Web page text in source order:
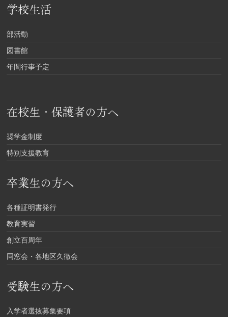
学校生活
部活動
図書館
年間行事予定
在校生・保護者の方へ
奨学金制度
特別支援教育
卒業生の方へ
各種証明書発行
教育実習
創立百周年
同窓会・各地区久徴会
受験生の方へ
入学者選抜募集要項